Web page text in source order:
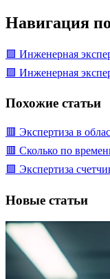
Навигация
🟩 Инженерная
🟩 Инженерная
Похожие статьи
🟥 Экспертиза в
🟥 Сколько по
🟩 Экспертиза
Новые статьи